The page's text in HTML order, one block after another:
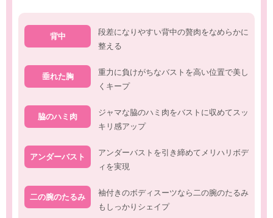
背中
段差になりやすい背中の贅肉をなめらかに
整える
垂れた胸
重力に負けがちなバストを高い位置で美し
くキープ
脇のハミ肉
ジャマな脇のハミ肉をバストに収めてスッ
キリ感アップ
アンダーバスト
アンダーバストを引き締めてメリハリボデ
ィを実現
二の腕のたるみ
袖付きのボディスーツなら二の腕のたるみ
もしっかりシェイプ